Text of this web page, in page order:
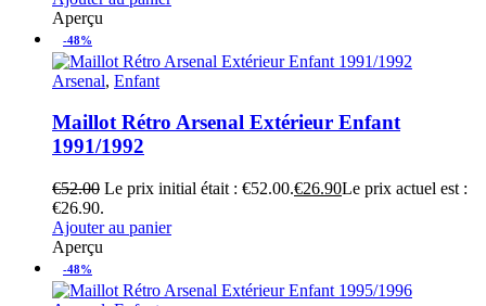
Aperçu
-48%
Arsenal, Enfant
Maillot Rétro Arsenal Extérieur Enfant
1991/1992
€52.00 Le prix initial était : €52.00.€26.90Le prix actuel est :
€26.90.
Ajouter au panier
Aperçu
-48%